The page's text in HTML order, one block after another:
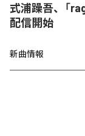
式浦躁吾、「
配信開始
新曲情報